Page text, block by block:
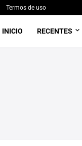
Termos de uso
INICIO RECENTES